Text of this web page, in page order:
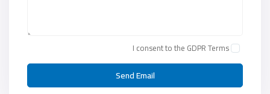
I consent to the GDPR Terms